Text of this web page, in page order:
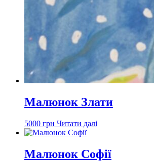
Малюнок Злати
5000 грн Читати далі
Малюнок Софії